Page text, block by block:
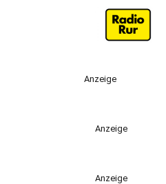
Anzeige
Anzeige
Anzeige